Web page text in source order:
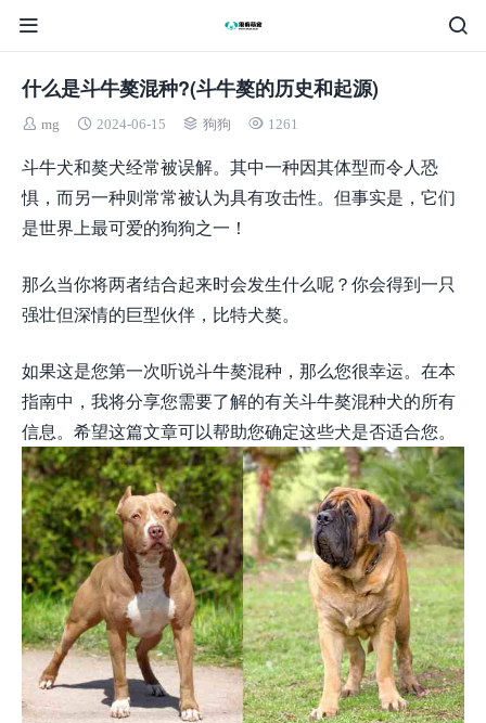
什么是斗牛獒混种?(斗牛獒的历史和起源)
mg 2024-06-15 狗狗 1261
斗牛犬和獒犬经常被误解。其中一种因其体型而令人恐
惧，而另一种则常常被认为具有攻击性。但事实是，它们
是世界上最可爱的狗狗之一！
那么当你将两者结合起来时会发生什么呢？你会得到一只
强壮但深情的巨型伙伴，比特犬獒。
如果这是您第一次听说斗牛獒混种，那么您很幸运。在本
指南中，我将分享您需要了解的有关斗牛獒混种犬的所有
信息。希望这篇文章可以帮助您确定这些犬是否适合您。